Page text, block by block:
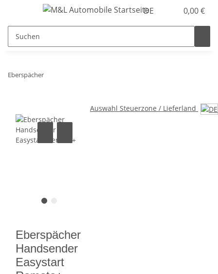
DE 0,00 €
Eberspächer
Auswahl Steuerzone / Lieferland
Eberspächer
Handsender
Easystart